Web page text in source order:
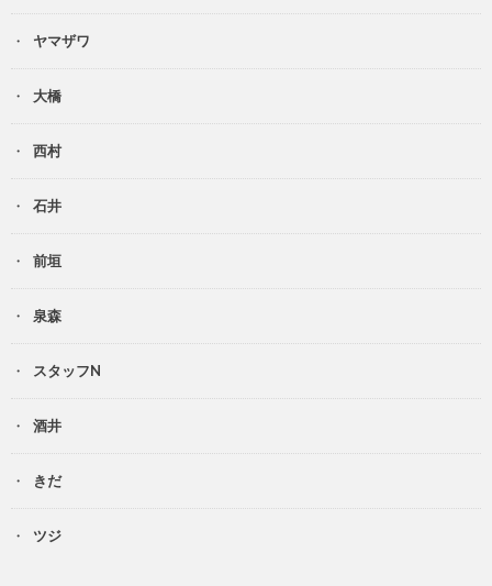
ヤマザワ
大橋
西村
石井
前垣
泉森
スタッフN
酒井
きだ
ツジ